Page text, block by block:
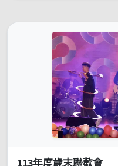
113年度歲末聯歡會